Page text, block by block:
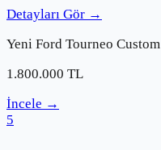
Detayları Gör →
Yeni Ford Tourneo Custom
1.800.000 TL
İncele →
5